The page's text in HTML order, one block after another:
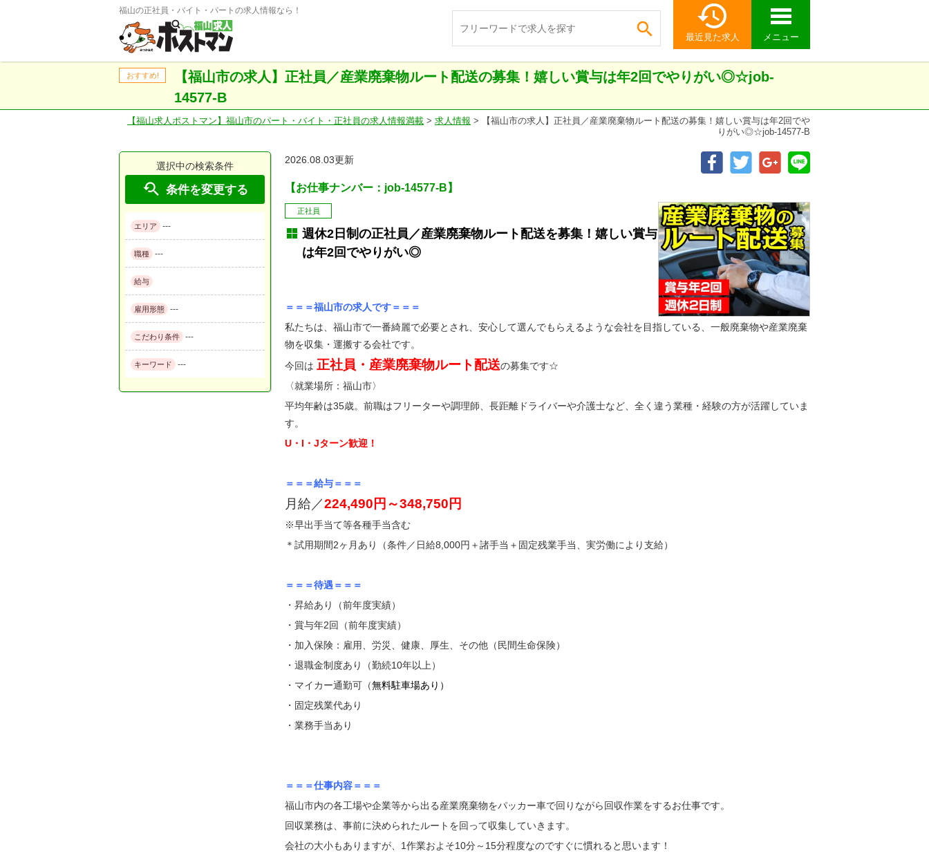
福山の正社員・バイト・パートの求人情報なら！
 
最近見た求人 メニュー
おすすめ!
【福山市の求人】正社員／産業廃棄物ルート配送の募集！嬉しい賞与は年2回でやりがい◎☆job-
14577-B
【福山求人ポストマン】福山市のパート・バイト・正社員の求人情報満載 > 求人情報 >
【福山市の求人】正社員／産業廃棄物ルート配送の募集！嬉しい賞与は年2回でや
りがい◎☆job-14577-B
選択中の検索条件
 条件を変更する
エリア ---
職種 ---
給与
雇用形態 ---
こだわり条件 ---
キーワード ---
2026.08.03更新
【お仕事ナンバー：job-14577-B】
正社員
週休2日制の正社員／産業廃棄物ルート配送を募集！嬉しい賞与
は年2回でやりがい◎
＝＝＝福山市の求人です＝＝＝
私たちは、福山市で一番綺麗で必要とされ、安心して選んでもらえるような会社を目指している、一般廃棄物や産業廃棄
物を収集・運搬する会社です。
今回は 正社員・産業廃棄物ルート配送の募集です☆
〈就業場所：福山市〉
平均年齢は35歳。前職はフリーターや調理師、長距離ドライバーや介護士など、全く違う業種・経験の方が活躍していま
す。
U・I・Jターン歓迎！
＝＝＝給与＝＝＝
月給／224,490円～348,750円
※早出手当て等各種手当含む
＊試用期間2ヶ月あり（条件／日給8,000円＋諸手当＋固定残業手当、実労働により支給）
＝＝＝待遇＝＝＝
・昇給あり（前年度実績）
・賞与年2回（前年度実績）
・加入保険：雇用、労災、健康、厚生、その他（民間生命保険）
・退職金制度あり（勤続10年以上）
・マイカー通勤可（無料駐車場あり）
・固定残業代あり
・業務手当あり
＝＝＝仕事内容＝＝＝
福山市内の各工場や企業等から出る産業廃棄物をパッカー車で回りながら回収作業をするお仕事です。
回収業務は、事前に決められたルートを回って収集していきます。
会社の大小もありますが、1作業およそ10分～15分程度なのですぐに慣れると思います！